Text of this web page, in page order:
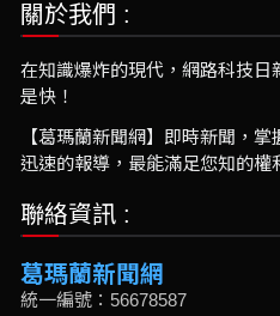
關於我們 :
在知識爆炸的現代，網路科技
是快！
【葛瑪蘭新聞網】即時新聞，
迅速的報導，最能滿足您知的權
聯絡資訊 :
葛瑪蘭新聞網
統一編號：56678587